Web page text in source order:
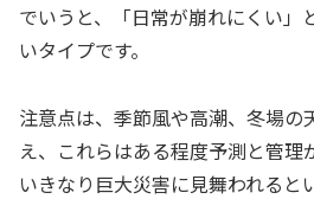
でいうと、「日常が崩れにくい」
いタイプです。
注意点は、季節風や高潮、冬場の
え、これらはある程度予測と管理
いきなり巨大災害に見舞われると